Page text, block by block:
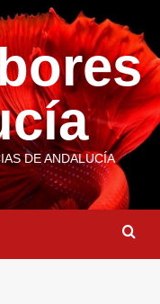
DE ANDALUCÍA